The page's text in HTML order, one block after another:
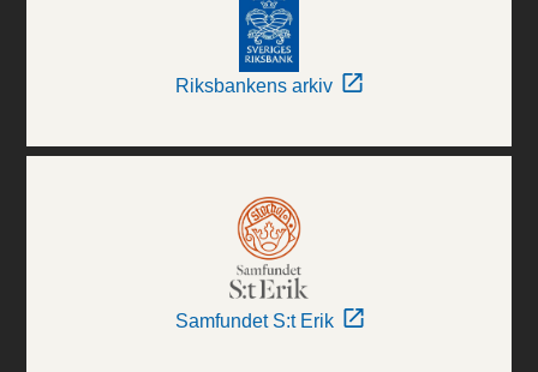
Riksbankens arkiv
Samfundet S:t Erik